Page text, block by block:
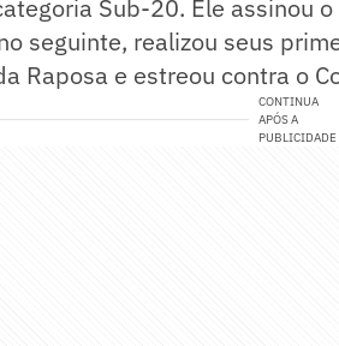
Sub-20. Ele assinou
seguinte, realizou seus
Raposa e estreou contra o
CONTINUA
APÓS A
PUBLICIDADE